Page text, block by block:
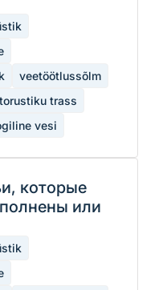
veetöötlussõlm
torustiku trass
vesi
которые
или